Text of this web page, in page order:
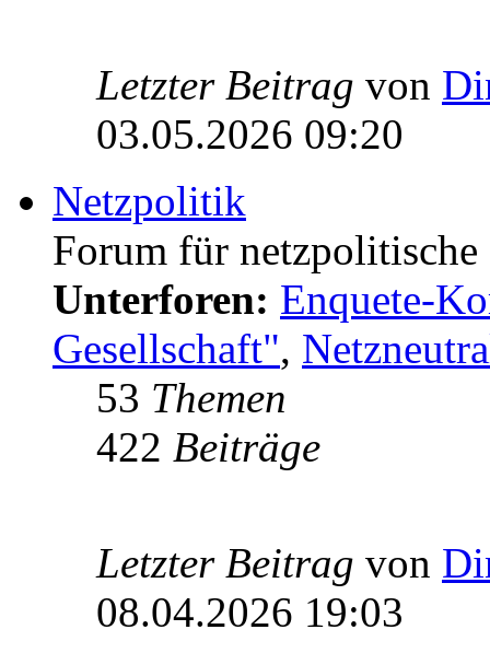
Letzter Beitrag von
03.05.2026 09:20
Netzpolitik
Forum für
Unterforen: Enquete-
Gesellschaft",
53 Themen
422 Beiträge
Letzter Beitrag von
08.04.2026 19:03